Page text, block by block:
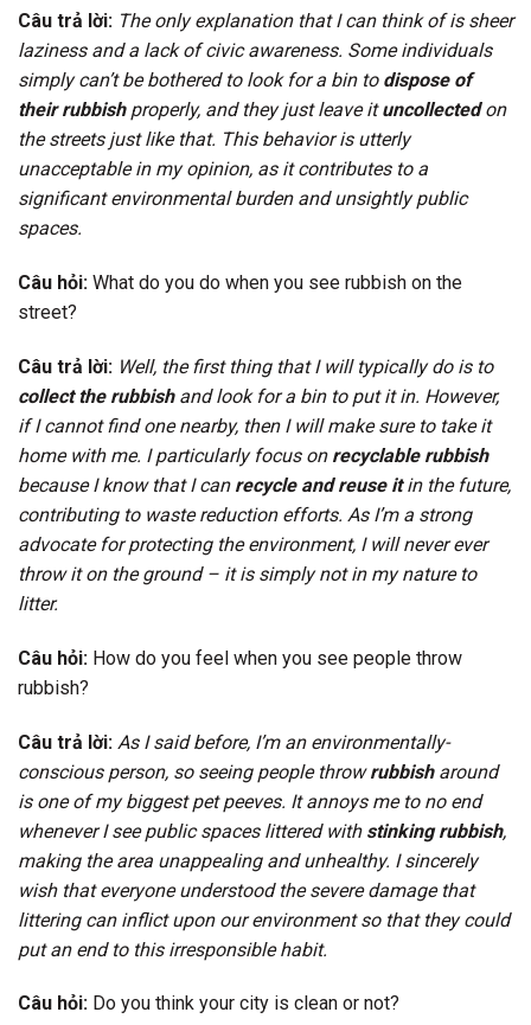
Câu trả lời: The only explanation that I can think of is sheer
laziness and a lack of civic awareness. Some individuals
simply can’t be bothered to look for a bin to dispose of
their rubbishproperly, and they just leave ituncollectedon
the streets just like that. This behavior is utterly
unacceptable in my opinion, as it contributes to a
significant environmental burden and unsightly public
spaces.
Câu hỏi: What do you do when you see rubbish on the
street?
Câu trả lời: Well, the first thing that I will typically do is to
collect the rubbishand look for a bin to put it in. However,
if I cannot find one nearby, then I will make sure to take it
home with me. I particularly focus on recyclable rubbish
because I know that I can recycle and reuse itin the future,
contributing to waste reduction efforts. As I’m a strong
advocate for protecting the environment, I will never ever
throw it on the ground – it is simply not in my nature to
litter.
Câu hỏi: How do you feel when you see people throw
rubbish?
Câu trả lời: As I said before, I’m an environmentally-
conscious person, so seeing people throwrubbisharound
is one of my biggest pet peeves. It annoys me to no end
whenever I see public spaces littered with stinking rubbish,
making the area unappealing and unhealthy. I sincerely
wish that everyone understood the severe damage that
littering can inflict upon our environment so that they could
put an end to this irresponsible habit.
Câu hỏi: Do you think your city is clean or not?